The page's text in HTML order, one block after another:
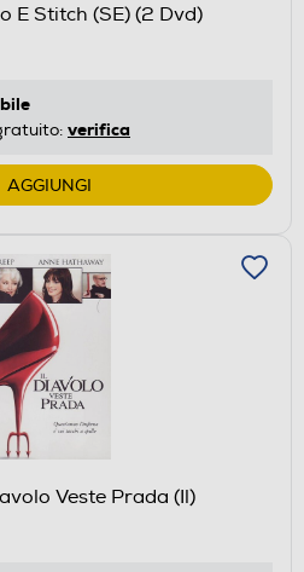
E Stitch (SE) (2 Dvd)
verifica
AGGIUNGI
Veste Prada (Il)